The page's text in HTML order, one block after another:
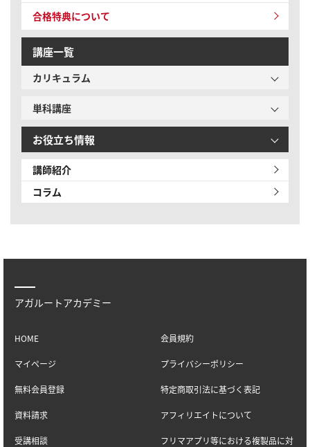
合格特典について
講座一覧
カリキュラム
単科講座
お役立ち情報
講師紹介
コラム
アガルートアカデミー
HOME
マイページ
無料会員登録
資料請求
受講相談
会員規約
プライバシーポリシー
特定商取引法に基づく表記
アフィリエイトについて
フリマアプリ等における複製品に対